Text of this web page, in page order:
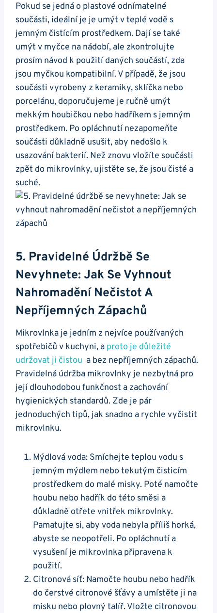
Pokud se jedná⁣ o plastové‌ odnímatelné
součásti, ‍ideální je je umýt v ‌teplé ⁣vodě s
jemným čistícím prostředkem. Dají se ⁣také
umýt​ v myčce ⁣na‌ nádobí,⁢ ale zkontrolujte
prosím ⁤návod k použití daných součástí, zda
⁣jsou myčkou kompatibilní. V ​případě, ​že jsou
součásti vyrobeny z⁢ keramiky, sklíčka ⁤nebo
⁣porcelánu, doporučujeme je ručně umýt
mekkým ​houbičkou nebo hadříkem s ‍jemným
prostředkem. Po ⁢opláchnutí nezapomeňte
součásti ⁢důkladně ⁢usušit, aby nedošlo k
‌usazování bakterií. ⁤Než znovu vložíte součásti
‌zpět do mikrovlnky, ujistěte se,⁣ že jsou čisté a
suché.
5. Pravidelné⁤ Údržbě Se
Nevyhnete: ‌Jak Se​ Vyhnout⁢
Nahromadění Nečistot A⁣
Nepříjemných ‌zápachů
Mikrovlnka je⁤ jedním z nejvíce používaných
⁤spotřebičů v kuchyni, a proto je ⁣důležité⁤
udržovat ji čistou ⁣ a ‍bez nepříjemných zápachů.
Pravidelná údržba mikrovlnky je nezbytná⁢ pro
její ​dlouhodobou funkčnost a zachování⁤
hygienických standardů. ⁣Zde je ‍pár
jednoduchých​ tipů, jak ⁣snadno a rychle vyčistit
mikrovlnku.
Mýdlová voda: ⁣Smíchejte teplou vodu s
jemným mýdlem nebo tekutým čisticím
prostředkem do⁣ malé⁤ misky. Poté namočte
houbu nebo hadřík do ‍této směsi a
důkladně otřete ‍vnitřek mikrovlnky.
Pamatujte‌ si, ⁣aby ‍voda nebyla příliš horká,‌
abyste se‍ neopotřeli. Po opláchnutí‌ a
⁢vysušení je mikrovlnka připravena ⁤k ​
použití.
Citronová síť: ‍Namočte houbu nebo hadřík
do čerstvé citronové šťávy a umístěte ji⁢ na
misku nebo plovný talíř. Vložte ‍citronovou